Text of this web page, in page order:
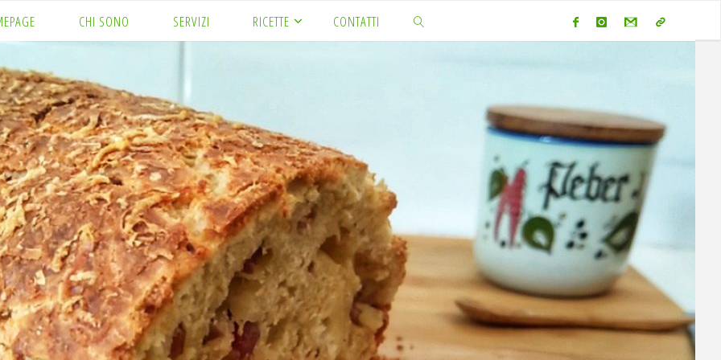
CHI SONO SERVIZI RICETTE CONTATTI